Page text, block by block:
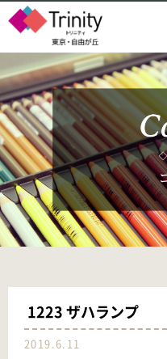
1223 ザハランプ
2019.6.11